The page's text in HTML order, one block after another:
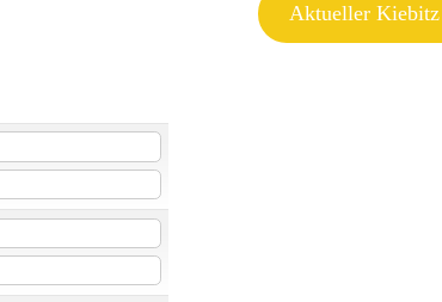
Aktueller Kiebitz